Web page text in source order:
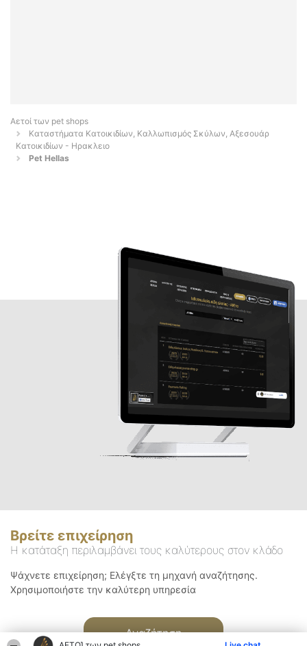
Αετοί των pet shops
Καταστήματα Κατοικιδίων, Καλλωπισμός Σκύλων, Αξεσουάρ
Κατοικιδίων - Ηρακλειο
Pet Hellas
Βρείτε επιχείρηση
Η κατάταξη περιλαμβάνει τους καλύτερους στον κλάδο
Ψάχνετε επιχείρηση; Ελέγξτε τη μηχανή αναζήτησης.
Χρησιμοποιήστε την καλύτερη υπηρεσία
Αναζήτηση